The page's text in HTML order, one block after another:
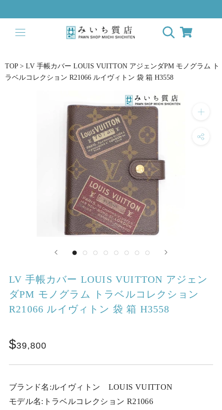
to
content
TOP > LV 手帳カバー LOUIS VUITTON アジェンダPM モノグラム ト
ラベルコレクション R21066 ルイヴィトン 袋 箱 H3558
LV 手帳カバー LOUIS VUITTON アジェン
ダPM モノグラム トラベルコレクション
R21066 ルイヴィトン 袋 箱 H3558
39,800
ブランド名:ルイヴィトン LOUIS VUITTON
モデル名:トラベルコレクション R21066